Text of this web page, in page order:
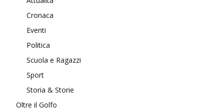
Cronaca
Eventi
Politica
Scuola e Ragazzi
Sport
Storia & Storie
Oltre il Golfo